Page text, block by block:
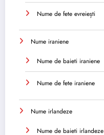
Nume de fete evreiești
Nume iraniene
Nume de baieti iraniene
Nume de fete iraniene
Nume irlandeze
Nume de baieti irlandeze